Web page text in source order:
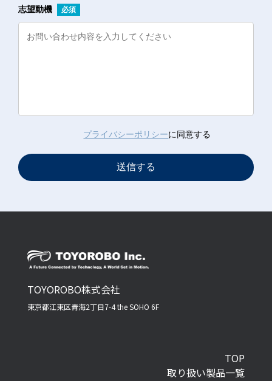
志望動機 必須
プライバシーポリシーに同意する
社名：TOYOROBO株式会社
Eメールアドレス：
araimamoru@toyoroboinc.co.jp
TOYOROBO株式会社
東京都江東区青海2丁目7-4 the SOHO 6F
TOP
取り扱い製品一覧